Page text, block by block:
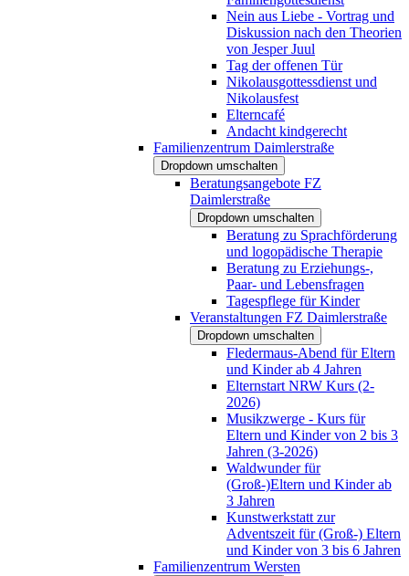
Nein aus Liebe - Vortrag und
Diskussion nach den Theorien
von Jesper Juul
Tag der offenen Tür
Nikolausgottessdienst und
Nikolausfest
Elterncafé
Andacht kindgerecht
Familienzentrum Daimlerstraße
Dropdown umschalten
Beratungsangebote FZ
Daimlerstraße
Dropdown umschalten
Beratung zu Sprachförderung
und logopädische Therapie
Beratung zu Erziehungs-,
Paar- und Lebensfragen
Tagespflege für Kinder
Veranstaltungen FZ Daimlerstraße
Dropdown umschalten
Fledermaus-Abend für Eltern
und Kinder ab 4 Jahren
Elternstart NRW Kurs (2-
2026)
Musikzwerge - Kurs für
Eltern und Kinder von 2 bis 3
Jahren (3-2026)
Waldwunder für
(Groß-)Eltern und Kinder ab
3 Jahren
Kunstwerkstatt zur
Adventszeit für (Groß-) Eltern
und Kinder von 3 bis 6 Jahren
Familienzentrum Wersten